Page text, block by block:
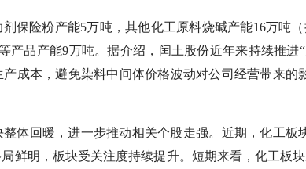
保险粉产能5万吨，其他化工原料烧碱产能16万吨（
产品产能9万吨。据介绍，闰土股份近年来持续推进
成本，避免染料中间体价格波动对公司经营带来的
体回暖，进一步推动相关个股走强。近期，化工板
鲜明，板块受关注度持续提升。短期来看，化工板